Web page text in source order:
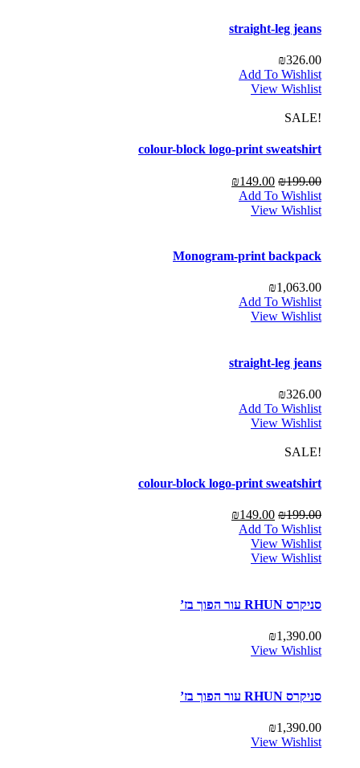
straight-leg jeans
₪326.00
Add To Wishlist
View Wishlist
!SALE
colour-block logo-print sweatshirt
₪199.00
₪149.00
Add To Wishlist
View Wishlist
Monogram-print backpack
₪1,063.00
Add To Wishlist
View Wishlist
straight-leg jeans
₪326.00
Add To Wishlist
View Wishlist
!SALE
colour-block logo-print sweatshirt
₪199.00
₪149.00
Add To Wishlist
View Wishlist
View Wishlist
סניקרס RHUN עור הפוך בז’
₪1,390.00
View Wishlist
סניקרס RHUN עור הפוך בז’
₪1,390.00
View Wishlist